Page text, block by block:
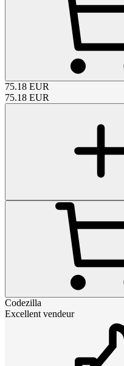
75.18 EUR
75.18 EUR
Codezilla
Excellent vendeur